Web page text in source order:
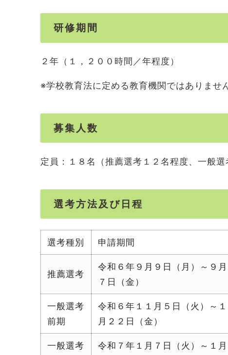
研修期間
２年（１，２００時間／年程度）
※学校教育法に定める教育機関ではありませ
募集人数
定員：１８名（推薦選考１２名程度、一般選
選考方法及び日程
選考種別 申請期間
推薦選考
令和６年９月９日（月）～９月
７日（金）
一般選考
前期
令和６年１１月５日（火）～１
月２２日（金）
一般選考
令和７年１月７日（火）～１月